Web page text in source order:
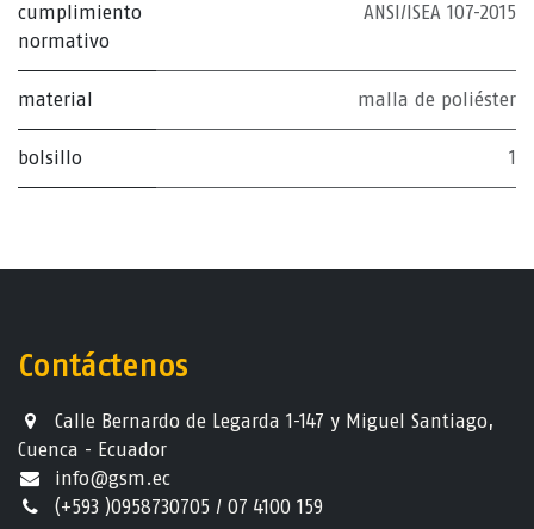
cumplimiento
normativo
ANSI/ISEA 107-2015
material malla de poliéster
bolsillo 1
Contáctenos
Calle Bernardo de Legarda 1-147 y Miguel Santiago,
Cuenca - Ecuador
info@gsm.ec​
(+593 )0958730705 / 07 4100 159